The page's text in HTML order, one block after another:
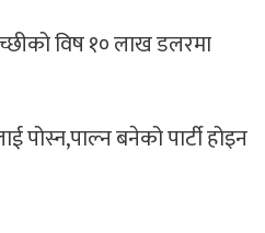
विष १० लाख डलरमा
पोस्न,पाल्न बनेको पार्टी होइन